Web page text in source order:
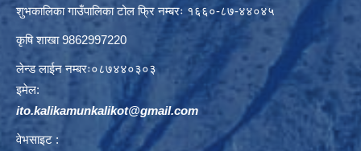
शुभकालिका गाउँपालिका टोल फ्रि नम्बरः १६६०-८७-४४०४५
कृषि शाखा 9862997220
लेन्ड लाईन नम्बरः०८७४४०३०३
इमेल:
ito.kalikamunkalikot@gmail.com
वेभसाइट :